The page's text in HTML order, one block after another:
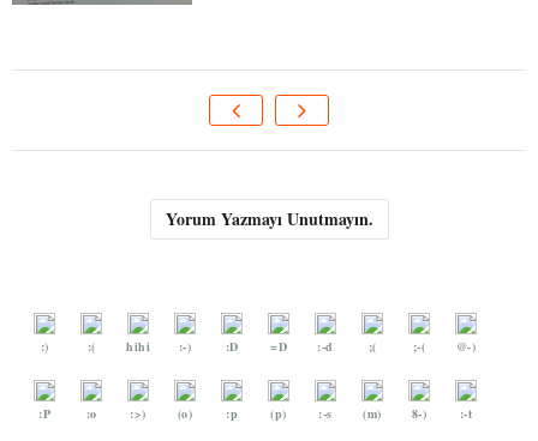
Yorum Yazmayı Unutmayın.
:) :( hihi :-) :D =D :-d ;( ;-( @-)
:P :o :>) (o) :p (p) :-s (m) 8-) :-t